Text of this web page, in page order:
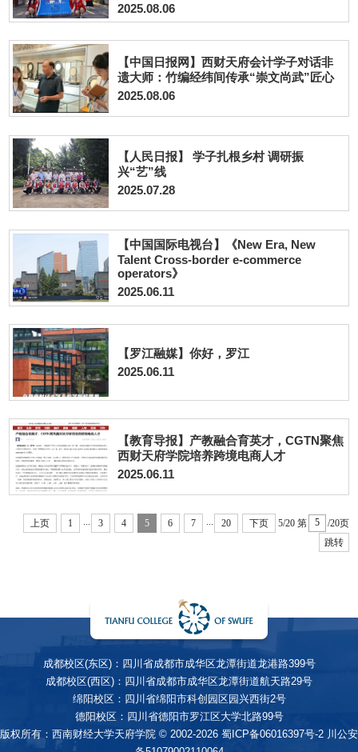
2025.08.06
【中国日报网】西财天府会计学子对话非
遗大师：竹编经纬间传承“崇文尚武”匠心
2025.08.06
【人民日报】 学子扎根乡村 调研振
兴“艺”线
2025.07.28
【中国国际电视台】《New Era, New
Talent Cross-border e-commerce
operators》
2025.06.11
【罗江融媒】你好，罗江
2025.06.11
【教育导报】产教融合育英才，CGTN聚焦
西财天府学院培养跨境电商人才
2025.06.11
上页 1 ... 3 4 5 6 7 ... 20 下页 5/20 第
/20页
跳转
成都校区(东区)：四川省成都市成华区龙潭街道龙港路399号
成都校区(西区)：四川省成都市成华区龙潭街道航天路29号
绵阳校区：四川省绵阳市科创园区园兴西街2号
德阳校区：四川省德阳市罗江区大学北路99号
版权所有：西南财经大学天府学院 © 2002-2026 蜀ICP备06016397号-2 川公安